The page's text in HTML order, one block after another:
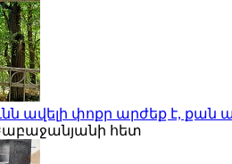
ավելի փոքր արժեք է, քան
հետ